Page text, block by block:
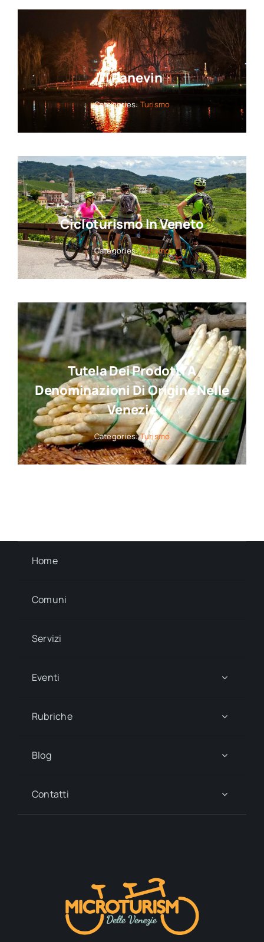
Il Panevin
Categories:Turismo
Cicloturismo In Veneto
Categories:Turismo
Tutela Dei Prodotti A
Denominazioni Di Origine Nelle
Venezie
Categories:Turismo
Home
Comuni
Servizi
Eventi
Rubriche
Blog
Contatti